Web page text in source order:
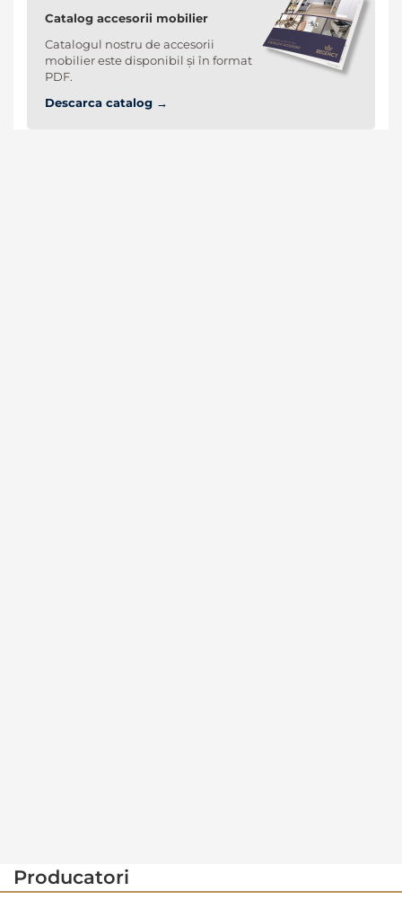
Catalog accesorii mobilier
Catalogul nostru de accesorii
mobilier este disponibil și în format
PDF.
Descarca catalog →
Producatori